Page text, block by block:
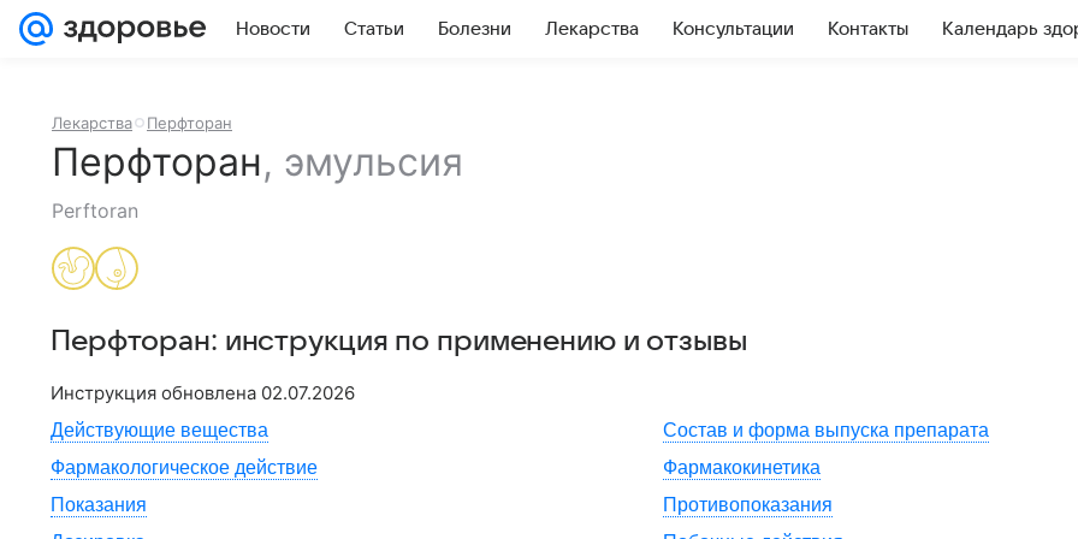
Новости Статьи Болезни Лекарства Консультации Контакты Календарь
Лекарства Перфторан
Перфторан, эмульсия
Perftoran
Перфторан: инструкция по применению и отзывы
Инструкция обновлена 02.07.2026
Действующие вещества
Состав и форма выпуска препарата
Фармакологическое действие
Фармакокинетика
Показания
Противопоказания